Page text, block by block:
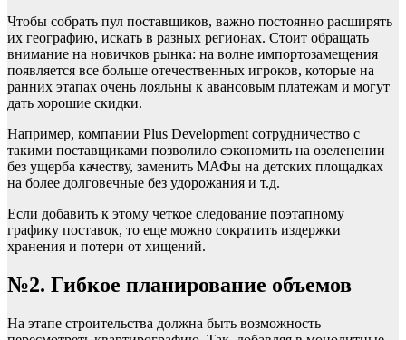
Чтобы собрать пул поставщиков, важно постоянно расширять
их географию, искать в разных регионах. Стоит обращать
внимание на новичков рынка: на волне импортозамещения
появляется все больше отечественных игроков, которые на
ранних этапах очень лояльны к авансовым платежам и могут
дать хорошие скидки.
Например, компании Plus Development сотрудничество с
такими поставщиками позволило сэкономить на озеленении
без ущерба качеству, заменить МАФы на детских площадках
на более долговечные без удорожания и т.д.
Если добавить к этому четкое следование поэтапному
графику поставок, то еще можно сократить издержки
хранения и потери от хищений.
№2. Гибкое планирование объемов
На этапе строительства должна быть возможность